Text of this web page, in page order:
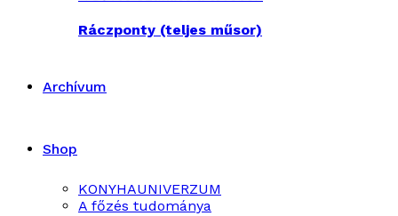
Ráczponty (teljes műsor)
Archívum
Shop
KONYHAUNIVERZUM
A főzés tudománya